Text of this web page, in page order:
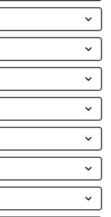
expand_more
expand_more
expand_more
expand_more
expand_more
expand_more
expand_more